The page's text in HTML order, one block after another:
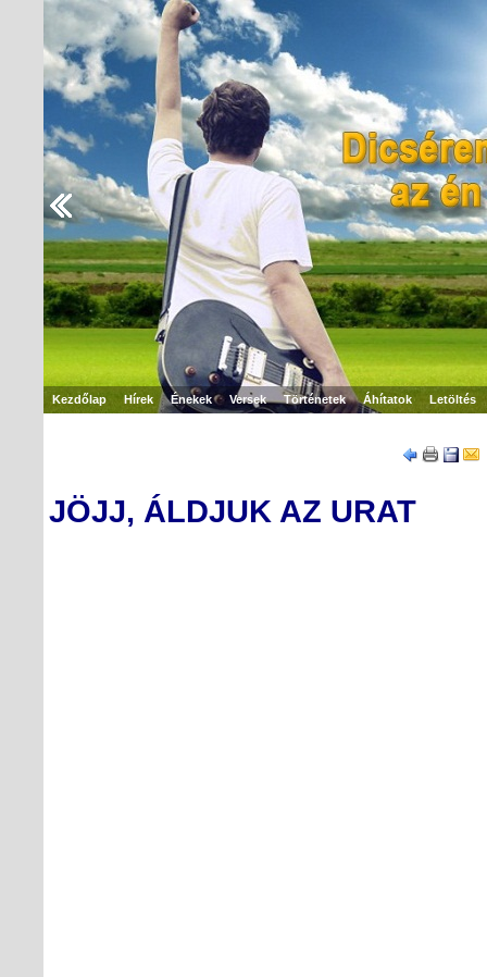
Kezdőlap Hírek Énekek Versek Történetek Áhítatok Letöltés
JÖJJ, ÁLDJUK AZ URAT